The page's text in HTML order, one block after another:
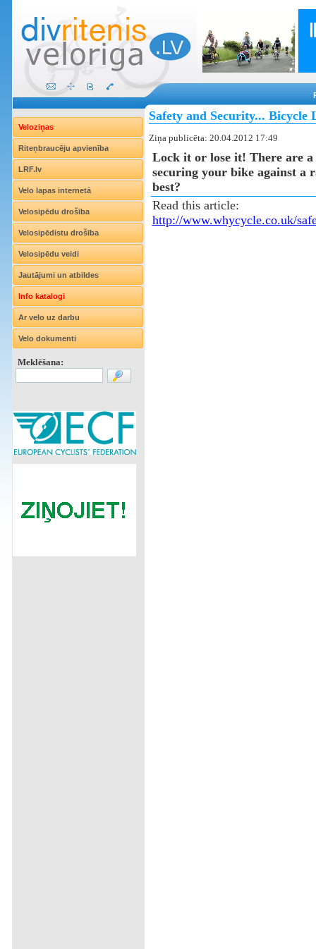
Veloziņas
Riteņbraucēju apvienība
LRF.lv
Velo lapas internetā
Velosipēdu drošība
Velosipēdistu drošība
Velosipēdu veidi
Jautājumi un atbildes
Info katalogi
Ar velo uz darbu
Velo dokumenti
Meklēšana:
Safety and Security... Bicycle
Ziņa publicēta: 20.04.2012 17:49
Lock it or lose it! There are
securing your bike against a
best?
Read this article:
http://www.whycycle.co.uk/